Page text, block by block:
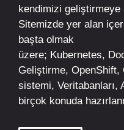
kendimizi geliştirmeye
Sitemizde yer alan
başta olmak
üzere; Kubernetes,
Geliştirme, OpenShift,
sistemi, Veritabanları,
birçok konuda